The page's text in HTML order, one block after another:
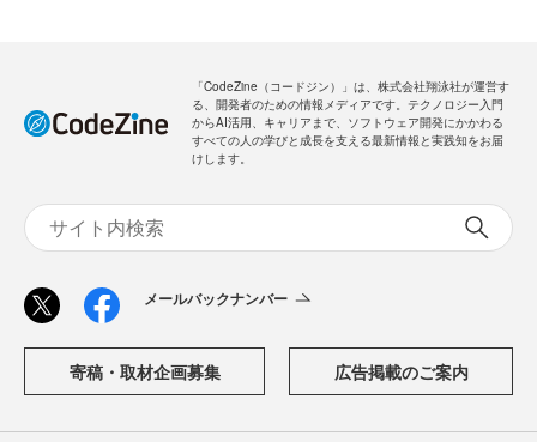
「CodeZine（コードジン）」は、株式会社翔泳社が運営す
る、開発者のための情報メディアです。テクノロジー入門
からAI活用、キャリアまで、ソフトウェア開発にかかわる
すべての人の学びと成長を支える最新情報と実践知をお届
けします。
メールバックナンバー
寄稿・取材企画募集 広告掲載のご案内